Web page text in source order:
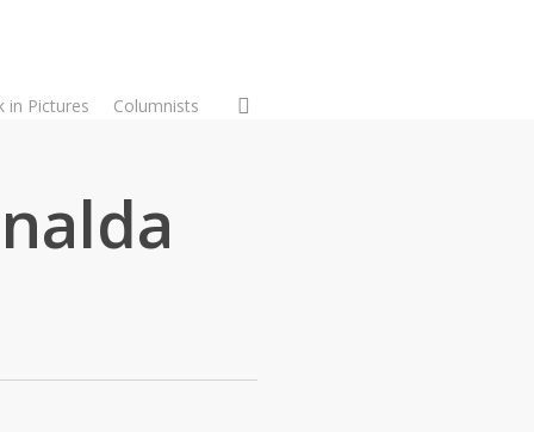
in Pictures Columnists